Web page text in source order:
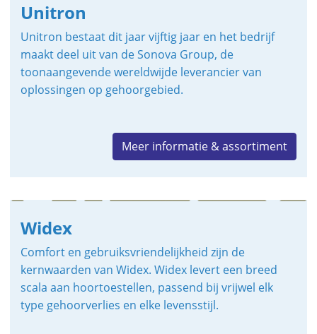
Unitron
Unitron bestaat dit jaar vijftig jaar en het bedrijf
maakt deel uit van de Sonova Group, de
toonaangevende wereldwijde leverancier van
oplossingen op gehoorgebied.
Meer informatie & assortiment
Widex
Comfort en gebruiksvriendelijkheid zijn de
kernwaarden van Widex. Widex levert een breed
scala aan hoortoestellen, passend bij vrijwel elk
type gehoorverlies en elke levensstijl.